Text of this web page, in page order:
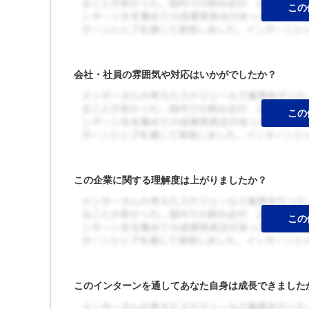
会社・社員の雰囲気や対応はいかがでしたか？
この企業に関する理解度は上がりましたか？
このインターンを通してあなた自身は成長できました